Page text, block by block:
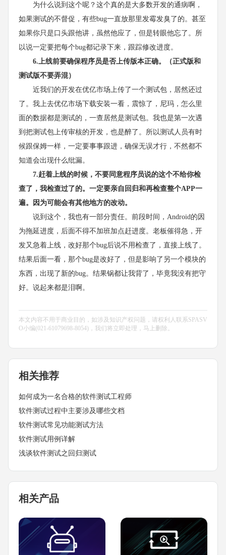
为什么说到这个呢？这个真的是大多数开发的通病啊，
如果测试的不督促，有些bug一直放那里发霉发臭了的。甚至
如果你只是口头跟他讲，虽然他应了，但是转眼他忘了。所
以说一定要把每个bug都记录下来，跟踪修改进度。
6.上线前要确保程序员是否上传版本正确。（正式版和
测试版不要弄混）
近我们的开发在优亿市场上传了一个测试包，居然还过
了。我上去优亿市场下载安装一看，震惊了，尼玛，怎么里
面的数据都是测试的，一查居然是测试包。我也是第一次遇
到把测试包上传审核的开发，也是醉了。所以测试人员有时
候跟保姆一样，一定要事事跟进，确保无误才行，不然都不
知道会出现什么纰漏。
7.赶着上线的时候，不要同意程序员说的这个不给你检
查了，我检查过了的。一定要亲自回归和再检查整个APP一
遍。因为可能会有其他地方的改动。
说到这个，我也有一部分责任。前段时间，Android的因
为拖延进度，后面不得不加班加点赶进度。老板催得急，开
发又急着上线，改好那个bug后说不用检查了，直接上线了。
结果后面一看，那个bug是改好了，但是影响了另一个模块的
东西，出现了新的bug。结果锅都让我背了，毕竟我没有把守
好。说起来都是泪啊。
本文内容不用于商业目的，如涉及知识产权问题，请权利人联系SPASV
O小编(021-61079698-8054)，我们将立即处理，马上删除。
相关推荐
如何成为一名合格的软件测试工程师
软件测试过程中主要涉及哪些文档
软件测试常见功能测试方法
软件测试用例详解
浅谈软件测试之回归测试
相关产品